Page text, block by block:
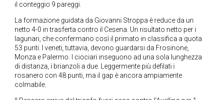
il conteggio 9 pareggi.
La formazione guidata da Giovanni Stroppa è reduce da un
netto 4-0 in trasferta contro il Cesena. Un risultato netto per i
lagunari, che confermano così il primato in classifica a quota
53 punti. I veneti, tuttavia, devono guardarsi da Frosinone,
Monza e Palermo. I ciociari inseguono ad una sola lunghezza
di distanza, i brianzoli a due. Leggermente più defilati i
rosanero con 48 punti, ma il gap è ancora ampiamente
colmabile.